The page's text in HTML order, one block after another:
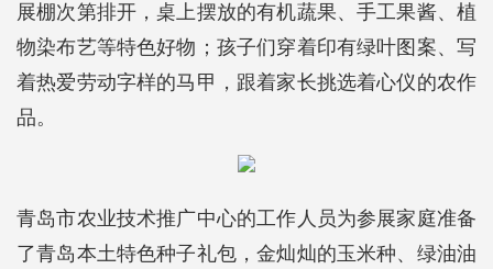
展棚次第排开，桌上摆放的有机蔬果、手工果酱、植
物染布艺等特色好物；孩子们穿着印有绿叶图案、写
着热爱劳动字样的马甲，跟着家长挑选着心仪的农作
品。
青岛市农业技术推广中心的工作人员为参展家庭准备
了青岛本土特色种子礼包，金灿灿的玉米种、绿油油